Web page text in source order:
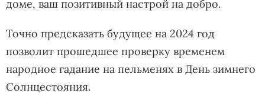
доме, ваш позитивный настрой на добро.
Точно предсказать будущее на 2024 год
позволит прошедшее проверку временем
народное гадание на пельменях в День зимнего
Солнцестояния.